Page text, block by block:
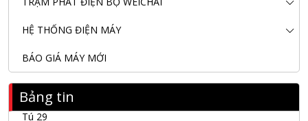
HỆ THỐNG ĐIỆN MÁY
BÁO GIÁ MÁY MỚI
Bảng tin
Nanibi Cung Cấp Động Cơ Weichai Cho Tàu Vận Tải Minh
Tú 29